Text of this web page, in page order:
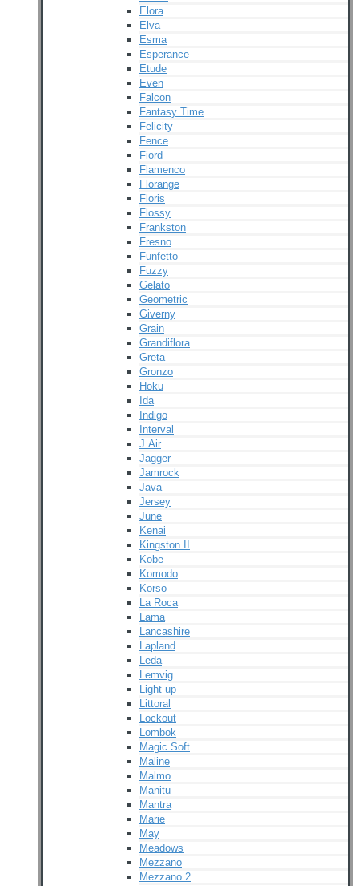
Elora
Elva
Esma
Esperance
Etude
Even
Falcon
Fantasy Time
Felicity
Fence
Fiord
Flamenco
Florange
Floris
Flossy
Frankston
Fresno
Funfetto
Fuzzy
Gelato
Geometric
Giverny
Grain
Grandiflora
Greta
Gronzo
Hoku
Ida
Indigo
Interval
J.Air
Jagger
Jamrock
Java
Jersey
June
Kenai
Kingston II
Kobe
Komodo
Korso
La Roca
Lama
Lancashire
Lapland
Leda
Lemvig
Light up
Littoral
Lockout
Lombok
Magic Soft
Maline
Malmo
Manitu
Mantra
Marie
May
Meadows
Mezzano
Mezzano 2